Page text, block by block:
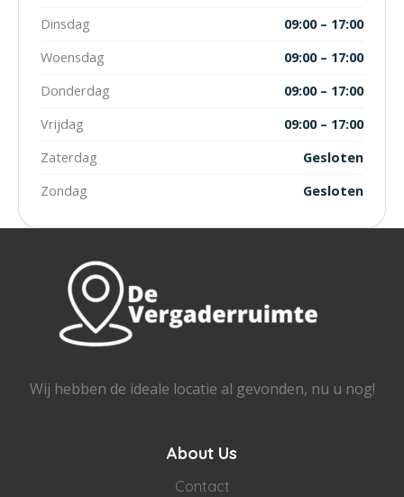
Dinsdag
09:00 – 17:00
Woensdag
09:00 – 17:00
Donderdag
09:00 – 17:00
Vrijdag
09:00 – 17:00
Zaterdag
Gesloten
Zondag
Gesloten
Wij hebben de ideale locatie al gevonden, nu u nog!
About Us
Contact